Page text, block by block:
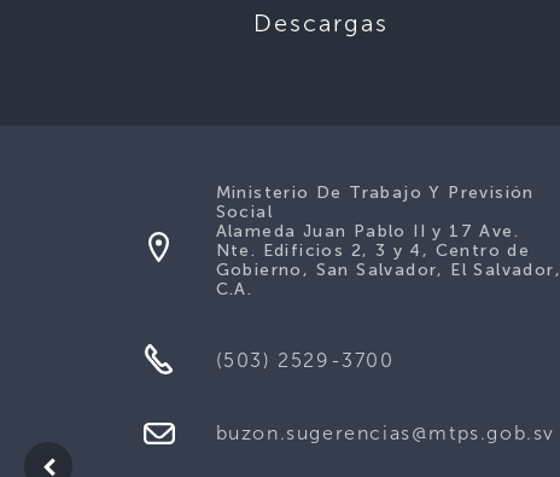
Descargas
Ministerio De Trabajo Y Previsión
Social
Alameda Juan Pablo II y 17 Ave.
Nte. Edificios 2, 3 y 4, Centro de
Gobierno, San Salvador, El Salvador,
C.A.
(503) 2529-3700
buzon.sugerencias@mtps.gob.sv